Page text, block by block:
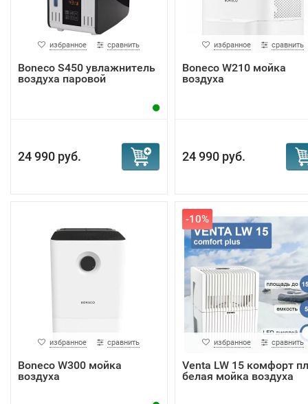
избранное сравнить
Boneco S450 увлажнитель
воздуха паровой
24 990 руб.
избранное сравнить
Boneco W210 мойка
воздуха
24 990 руб.
избранное сравнить
Boneco W300 мойка
воздуха
-10%
избранное сравнить
Venta LW 15 комфорт
белая мойка воздуха